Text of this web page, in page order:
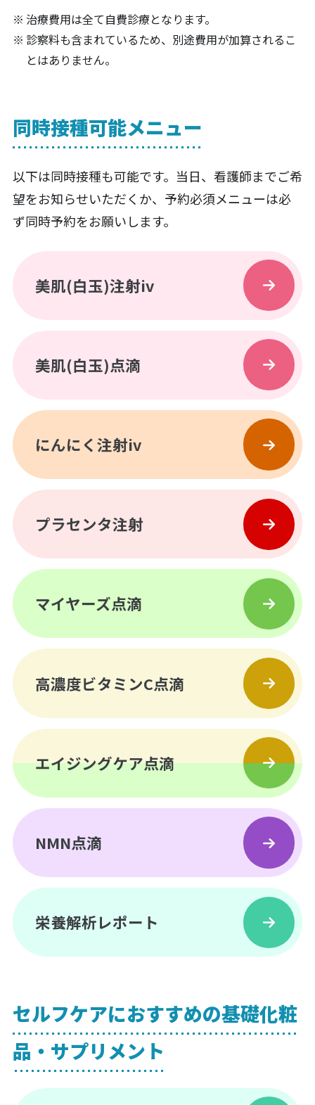
治療費用は全て自費診療となります。
診察料も含まれているため、別途費用が加算されるこ
とはありません。
同時接種可能メニュー
以下は同時接種も可能です。当日、看護師までご希
望をお知らせいただくか、予約必須メニューは必
ず同時予約をお願いします。
美肌(白玉)注射iv
美肌(白玉)点滴
にんにく注射iv
プラセンタ注射
マイヤーズ点滴
高濃度ビタミンC点滴
エイジングケア点滴
NMN点滴
栄養解析レポート
セルフケアにおすすめの基礎化粧
品・サプリメント